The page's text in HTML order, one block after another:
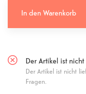
In den Warenkorb
Der Artikel ist
Der Artikel ist nicht
Fragen.